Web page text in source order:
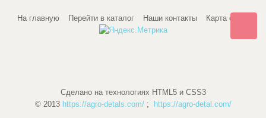
На главную Перейти в каталог Наши контакты Карта сайта
Сделано на технологиях HTML5 и CSS3
© 2013 https://agro-detals.com/; https://agro-detal.com/